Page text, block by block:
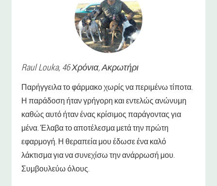
Raul Louka, 46 Χρόνια,Ακρωτήρι
Παρήγγειλα το φάρμακο χωρίς να περιμένω τίποτα.
Η παράδοση ήταν γρήγορη και εντελώς ανώνυμη
καθώς αυτό ήταν ένας κρίσιμος παράγοντας για
μένα. Έλαβα το αποτέλεσμα μετά την πρώτη
εφαρμογή. Η θεραπεία μου έδωσε ένα καλό
λάκτισμα για να συνεχίσω την ανάρρωσή μου.
Συμβουλεύω όλους.